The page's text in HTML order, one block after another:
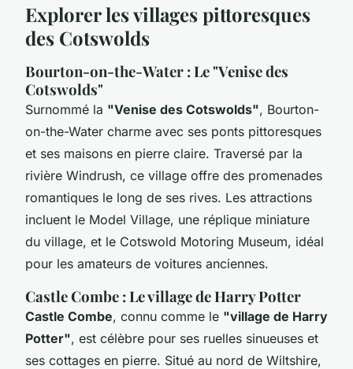
Explorer les villages pittoresques
des Cotswolds
Bourton-on-the-Water : Le "Venise des
Cotswolds"
Surnommé la "Venise des Cotswolds", Bourton-
on-the-Water charme avec ses ponts pittoresques
et ses maisons en pierre claire. Traversé par la
rivière Windrush, ce village offre des promenades
romantiques le long de ses rives. Les attractions
incluent le Model Village, une réplique miniature
du village, et le Cotswold Motoring Museum, idéal
pour les amateurs de voitures anciennes.
Castle Combe : Le village de Harry Potter
Castle Combe, connu comme le "village de Harry
Potter", est célèbre pour ses ruelles sinueuses et
ses cottages en pierre. Situé au nord de Wiltshire,